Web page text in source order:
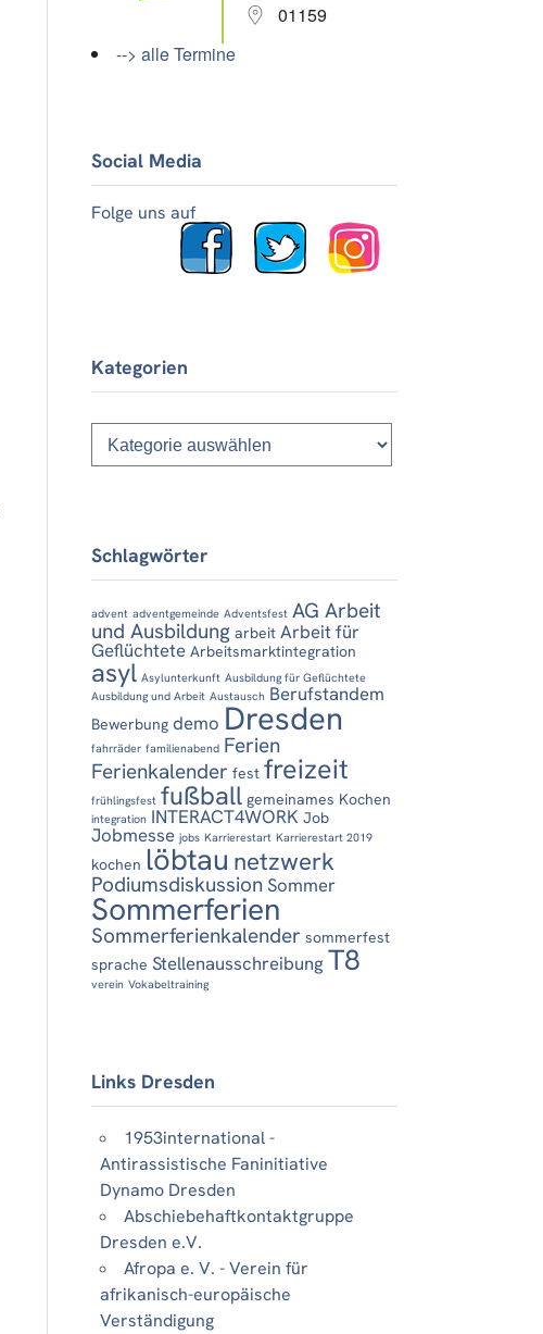
01159
--> alle Termine
Social Media
Folge uns auf
Kategorien
Kategorien
Schlagwörter
advent adventgemeinde Adventsfest AG Arbeit
und Ausbildung arbeit Arbeit für
Geflüchtete Arbeitsmarktintegration
asyl Asylunterkunft Ausbildung für Geflüchtete
Ausbildung und Arbeit Austausch Berufstandem
Bewerbung demo Dresden
fahrräder familienabend Ferien
Ferienkalender fest freizeit
frühlingsfest fußball gemeinames Kochen
integration INTERACT4WORK Job
Jobmesse jobs Karrierestart Karrierestart 2019
kochen löbtau netzwerk
PodiumsdiskussionSommer
Sommerferien
Sommerferienkalender sommerfest
sprache Stellenausschreibung T8
verein Vokabeltraining
Links Dresden
1953international -
Antirassistische Faninitiative
Dynamo Dresden
Abschiebehaftkontaktgruppe
Dresden e.V.
Afropa e. V. - Verein für
afrikanisch-europäische
Verständigung